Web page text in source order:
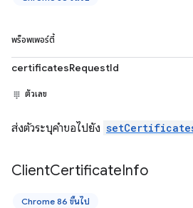
พร็อพเพอร์ตี้
certificatesRequestId
ตัวเลข
ส่งตัวระบุคำขอไปยัง
ClientCertificateInfo
Chrome 86 ขึ้นไป